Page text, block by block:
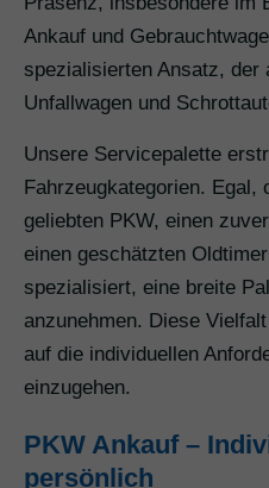
Ankauf und
spezialisierten Ansatz, der
Unfallwagen und
Unsere Servicepalette
Fahrzeugkategorien. Egal,
geliebten PKW, einen
einen geschätzten
spezialisiert, eine breite
anzunehmen. Diese
auf die individuellen
einzugehen.
PKW Ankauf –
persönlich